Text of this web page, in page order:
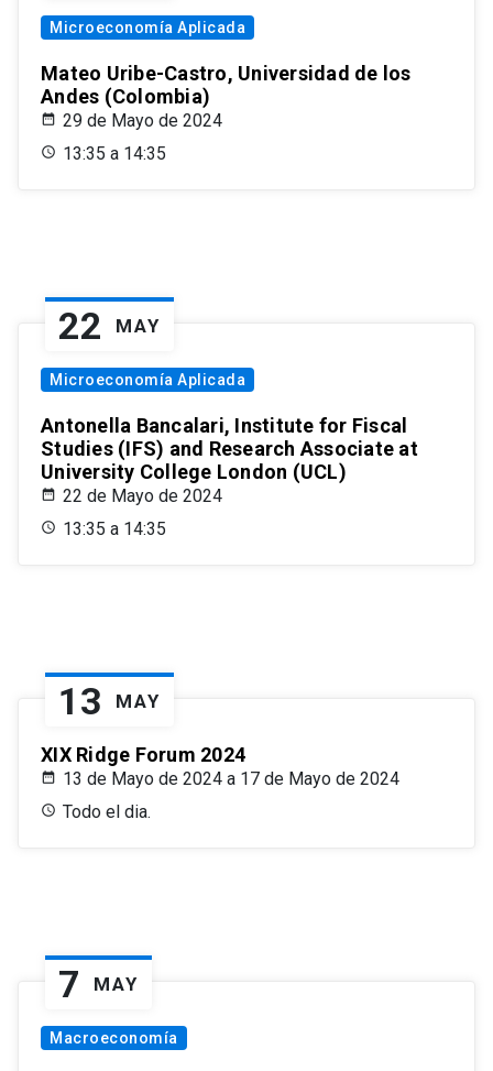
Microeconomía Aplicada
Mateo Uribe-Castro, Universidad de los
Andes (Colombia)
29 de Mayo de 2024
13:35 a 14:35
22 MAY
Microeconomía Aplicada
Antonella Bancalari, Institute for Fiscal
Studies (IFS) and Research Associate at
University College London (UCL)
22 de Mayo de 2024
13:35 a 14:35
13 MAY
XIX Ridge Forum 2024
13 de Mayo de 2024 a 17 de Mayo de 2024
Todo el dia.
7 MAY
Macroeconomía